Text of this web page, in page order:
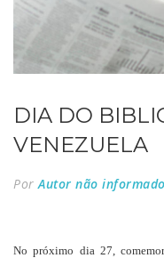
DIA DO
VENEZUELA
PorAutor não informado
No próximo dia 27,